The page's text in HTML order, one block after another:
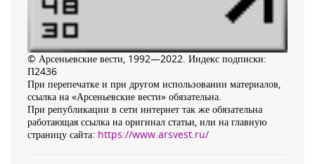
© Арсеньевские вести, 1992—2022. Индекс подписки:
П2436
При перепечатке и при другом использовании материалов,
ссылка на «Арсеньевские вести» обязательна.
При републикации в сети интернет так же обязательна
работающая ссылка на оригинал статьи, или на главную
страницу сайта: https://www.arsvest.ru/